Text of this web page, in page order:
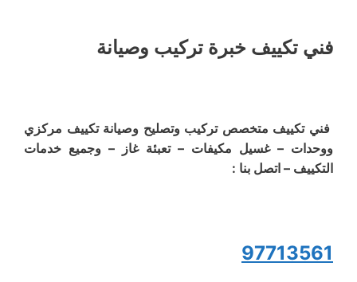
فني تكييف خبرة تركيب وصيانة
فني تكييف متخصص تركيب وتصليح وصيانة تكييف مركزي
ووحدات – غسيل مكيفات – تعبئة غاز – وجميع خدمات
التكييف – اتصل بنا :
97713561